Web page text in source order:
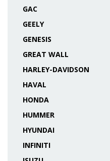
GAC
GEELY
GENESIS
GREAT WALL
HARLEY-DAVIDSON
HAVAL
HONDA
HUMMER
HYUNDAI
INFINITI